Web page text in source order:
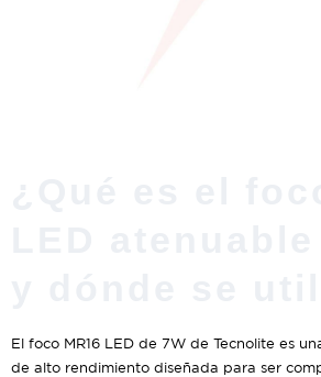
El foco MR16 LED de 7W de Tecnolite es
de alto rendimiento diseñada para ser